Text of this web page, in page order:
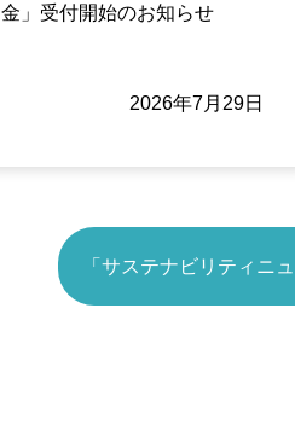
金」受付開始のお知らせ
2026年7月29日
「サステナビリティニ